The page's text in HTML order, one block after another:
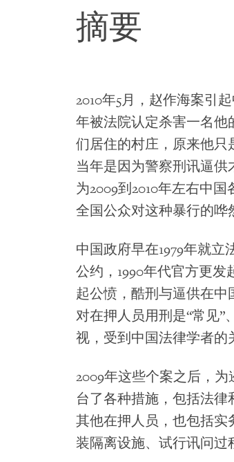
摘要
2010年5月，赵作海案引
年被法院认定杀害一名他
们居住的村庄，原来他
当年是因为警察刑讯逼供
为2009到2010年左右中
全国公众对这种暴行的哗
中国政府早在1979年就立
公约，1990年代官方更发
起公愤，酷刑与逼供在
对在押人员用刑是“常见”
视，受到中国法律学者的
2009年这些个案之后，
台了各种措施，包括法律
其他在押人员，也包括实
装隔离设施、试行讯问过